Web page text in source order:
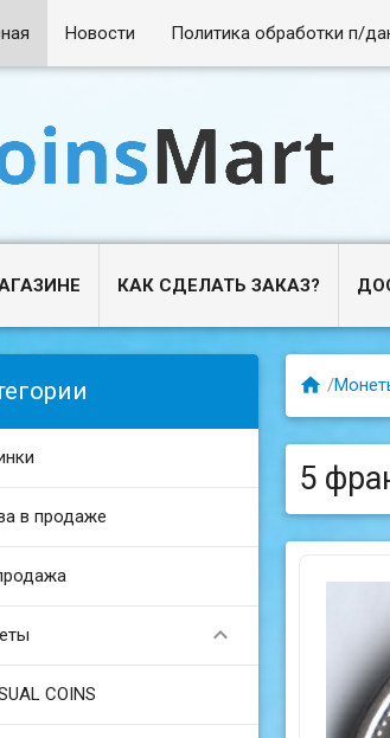
Новости Политика обработки п/
КАК СДЕЛАТЬ ЗАКАЗ?
в продаже

COINS
 /
5